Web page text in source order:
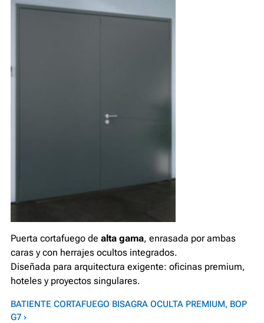
Puerta cortafuego de alta gama, enrasada por ambas
caras y con herrajes ocultos integrados.
Diseñada para arquitectura exigente: oficinas premium,
hoteles y proyectos singulares.
BATIENTE CORTAFUEGO BISAGRA OCULTA PREMIUM, BOP
G7 ›